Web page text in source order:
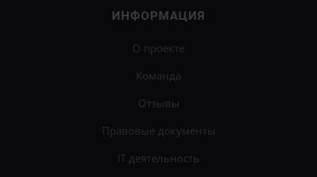
ИНФОРМАЦИЯ
О проекте
Команда
Отзывы
Правовые документы
IT деятельность